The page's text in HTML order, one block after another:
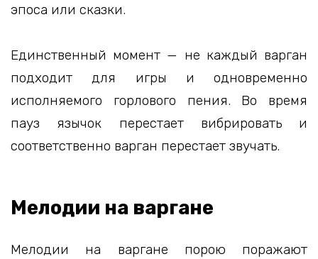
эпоса или сказки.
Единственный момент — не каждый варган
подходит для игры и одновременно
исполняемого горлового пения. Во время
пауз язычок перестает вибрировать и
соответственно варган перестает звучать.
Мелодии на варгане
Мелодии на варгане порою поражают